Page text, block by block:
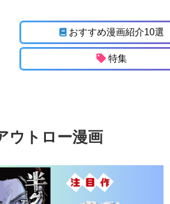
おすすめ漫画紹介10選
特集
ウトロー漫画